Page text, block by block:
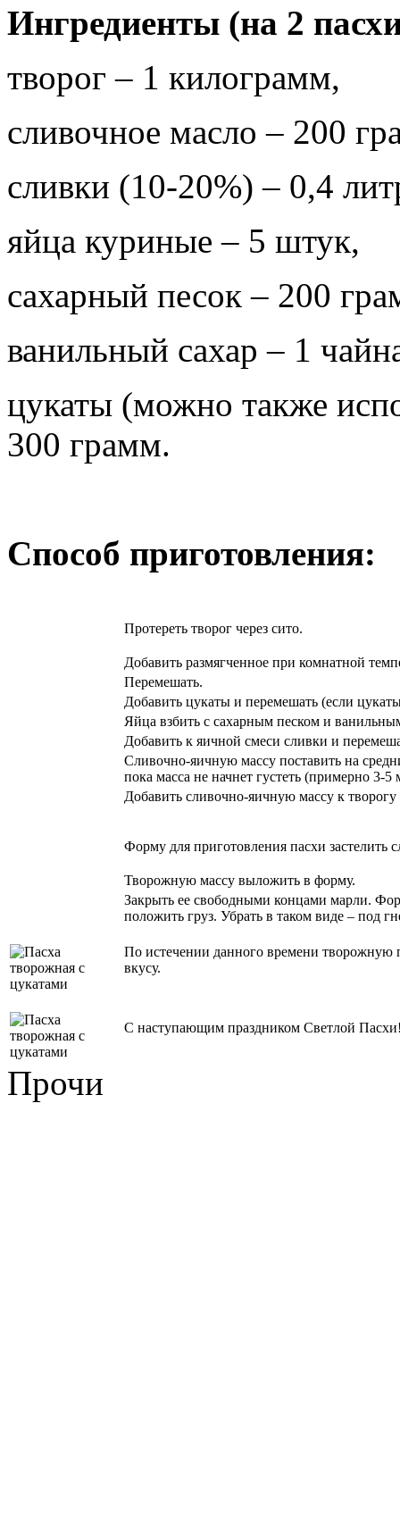
Ингредиенты (на 2
творог – 1 килограмм,
сливочное масло – 200
сливки (10-20%) – 0,4
яйца куриные – 5 штук,
сахарный песок – 200
ванильный сахар – 1
цукаты (можно также
300 грамм.
Способ приготовления:
Протереть творог через сито.
Добавить размягченное при комнатной
Перемешать.
Добавить цукаты и перемешать (если
Яйца взбить с сахарным песком и
Добавить к яичной смеси сливки и
Сливочно-яичную массу поставить на
пока масса не начнет густеть (примерно 3-
Добавить сливочно-яичную массу к
Форму для приготовления пасхи застелить
Творожную массу выложить в форму.
Закрыть ее свободными концами марли.
положить груз. Убрать в таком виде – под
По истечении данного времени творожную
вкусу.
С наступающим праздником Светлой
Прочи